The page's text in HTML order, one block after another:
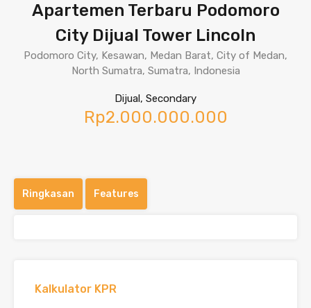
Apartemen Terbaru Podomoro
City Dijual Tower Lincoln
Podomoro City, Kesawan, Medan Barat, City of Medan,
North Sumatra, Sumatra, Indonesia
Dijual, Secondary
Rp2.000.000.000
Ringkasan Features
Kalkulator KPR